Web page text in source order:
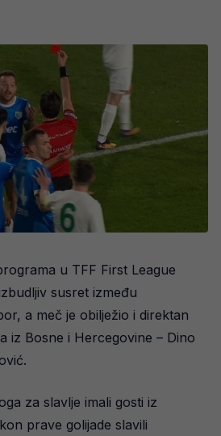
u TFF First League
susret između
a meč je obilježio i direktan
iz Bosne i Hercegovine – Dino
za slavlje imali gosti iz
prave golijade slavili